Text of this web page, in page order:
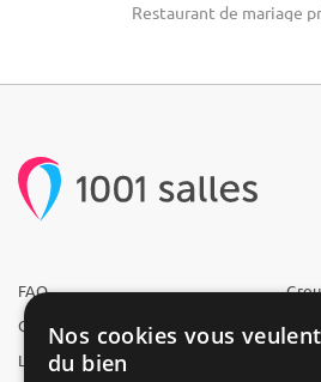
Restaurant de mariage
FAQ
Qui sommes-nous ?
L'équipe
Nos cookies vous veulent
du bien